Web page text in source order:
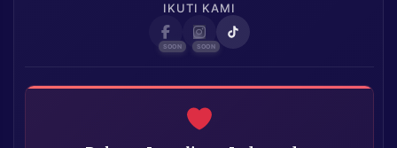
IKUTI KAMI